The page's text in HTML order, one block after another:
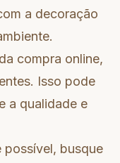
a decoração
compra online,
Isso pode
a qualidade e
possível, busque